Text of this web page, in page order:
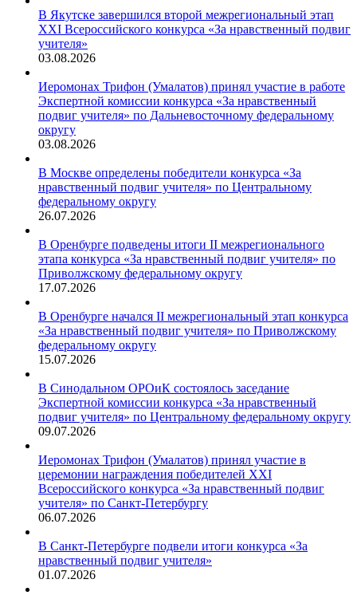
В Якутске завершился второй межрегиональный этап
XXI Всероссийского конкурса «За нравственный подвиг
учителя»
03.08.2026
Иеромонах Трифон (Умалатов) принял участие в работе
Экспертной комиссии конкурса «За нравственный
подвиг учителя» по Дальневосточному федеральному
округу
03.08.2026
В Москве определены победители конкурса «За
нравственный подвиг учителя» по Центральному
федеральному округу
26.07.2026
В Оренбурге подведены итоги II межрегионального
этапа конкурса «За нравственный подвиг учителя» по
Приволжскому федеральному округу
17.07.2026
В Оренбурге начался II межрегиональный этап конкурса
«За нравственный подвиг учителя» по Приволжскому
федеральному округу
15.07.2026
В Синодальном ОРОиК состоялось заседание
Экспертной комиссии конкурса «За нравственный
подвиг учителя» по Центральному федеральному округу
09.07.2026
Иеромонах Трифон (Умалатов) принял участие в
церемонии награждения победителей XXI
Всероссийского конкурса «За нравственный подвиг
учителя» по Санкт-Петербургу
06.07.2026
В Санкт-Петербурге подвели итоги конкурса «За
нравственный подвиг учителя»
01.07.2026